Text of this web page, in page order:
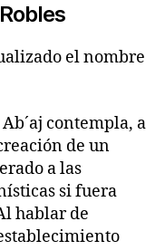
el nombre
contempla, a
de un
a las
si fuera
hablar de